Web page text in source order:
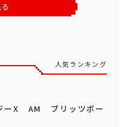
人気ランキング
ーX AM ブリッツボー